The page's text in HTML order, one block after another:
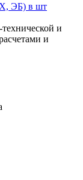
ЭБ) в шт
и
и